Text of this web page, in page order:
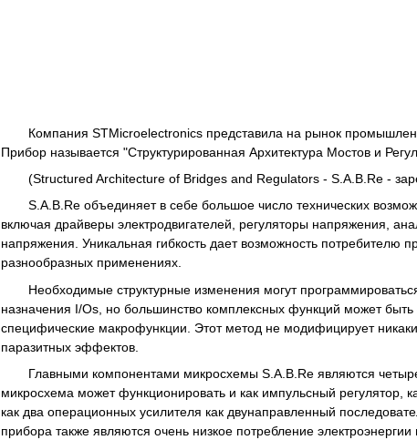
Компания STMicroelectronics представила на рынок
Прибор называется "Структурированная Архитектура Мостов и
(Structured Architecture of Bridges and Regulators - S.A.B.Re -
S.A.B.Re объединяет в себе большое число технических
включая драйверы электродвигателей, регуляторы напряжения,
напряжения. Уникальная гибкость дает возможность потребителю
разнообразных применениях.
Необходимые структурные изменения могут
назначения I/Os, но большинство комплексных функций может
специфические макрофункции. Этот метод не модифицирует
паразитных эффектов.
Главными компонентами микросхемы S.A.B.Re являются
микросхема может функционировать и как импульсный регулятор,
как два операционных усилителя как двунаправленный
прибора также являются очень низкое потребление